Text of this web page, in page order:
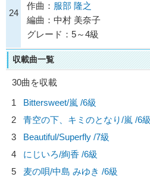
24
作曲： 服部 隆之
編曲：中村 美奈子
グレード：5～4級
収載曲一覧
30曲を収載
1
Bittersweet/嵐 /6級
2
青空の下、キミのとなり/嵐 /6級
3
Beautiful/Superfly /7級
4
にじいろ/絢香 /6級
5
麦の唄/中島 みゆき /6級